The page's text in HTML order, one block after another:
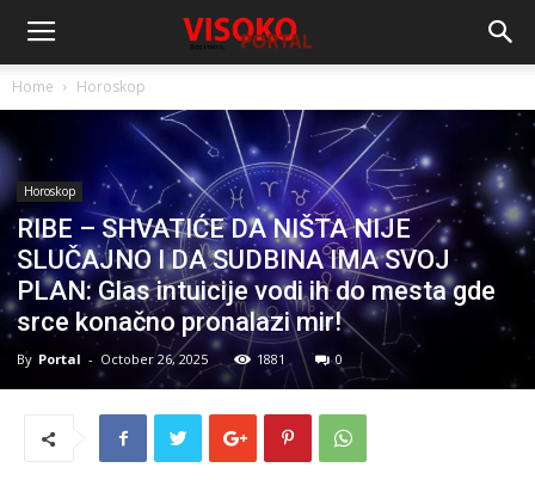
Home Horoskop
Horoskop
RIBE – SHVATIĆE DA NIŠTA NIJE
SLUČAJNO I DA SUDBINA IMA SVOJ
PLAN: Glas intuicije vodi ih do mesta gde
srce konačno pronalazi mir!
By Portal - October 26, 2025 1881 0